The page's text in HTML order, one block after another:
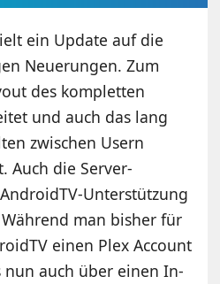
ein Update auf die
Neuerungen. Zum
des kompletten
und auch das lang
zwischen Usern
Auch die Server-
Unterstützung
man bisher für
einen Plex Account
auch über einen In-